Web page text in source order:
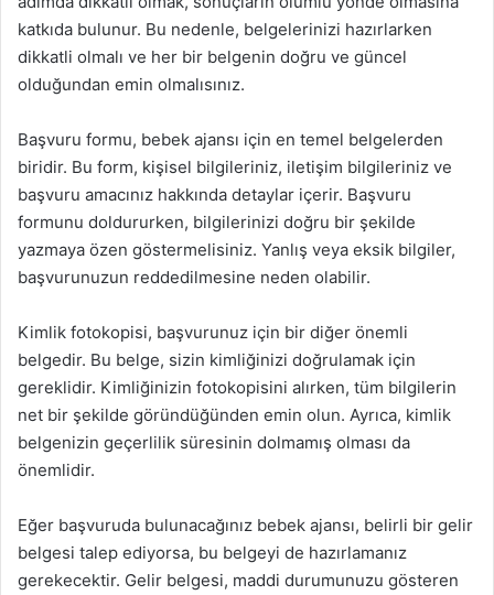
katkıda bulunur. Bu nedenle, belgelerinizi hazırlarken
dikkatli olmalı ve her bir belgenin doğru ve güncel
olduğundan emin olmalısınız.
Başvuru formu, bebek ajansı için en temel belgelerden
biridir. Bu form, kişisel bilgileriniz, iletişim bilgileriniz ve
başvuru amacınız hakkında detaylar içerir. Başvuru
formunu doldururken, bilgilerinizi doğru bir şekilde
yazmaya özen göstermelisiniz. Yanlış veya eksik bilgiler,
başvurunuzun reddedilmesine neden olabilir.
Kimlik fotokopisi, başvurunuz için bir diğer önemli
belgedir. Bu belge, sizin kimliğinizi doğrulamak için
gereklidir. Kimliğinizin fotokopisini alırken, tüm bilgilerin
net bir şekilde göründüğünden emin olun. Ayrıca, kimlik
belgenizin geçerlilik süresinin dolmamış olması da
önemlidir.
Eğer başvuruda bulunacağınız bebek ajansı, belirli bir gelir
belgesi talep ediyorsa, bu belgeyi de hazırlamanız
gerekecektir. Gelir belgesi, maddi durumunuzu gösteren